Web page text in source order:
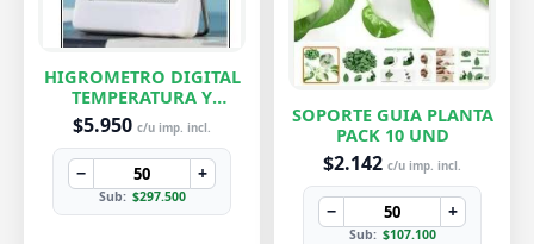
HIGROMETRO DIGITAL
TEMPERATURA Y
HUMEDAD
$5.950 c/u imp. incl.
− +
Sub: $297.500
SOPORTE GUIA PLANTA
PACK 10 UND
$2.142 c/u imp. incl.
− +
Sub: $107.100